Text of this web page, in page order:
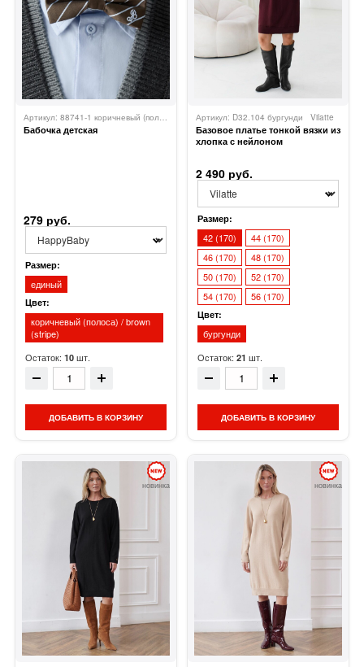
Бабочка детская
Артикул: 88741-1 коричневый (полоса) / brown (stripe) Happy Baby
279 руб.
Размер:
единый
Цвет:
коричневый (полоса) / brown
(stripe)
Остаток: 10 шт.
ДОБАВИТЬ В КОРЗИНУ
Базовое платье тонкой вязки из
хлопка с нейлоном
Артикул: D32.104 бургунди Vilatte
2 490 руб.
Размер:
42 (170)
44 (170)
46 (170)
48 (170)
50 (170)
52 (170)
54 (170)
56 (170)
Цвет:
бургунди
Остаток: 21 шт.
ДОБАВИТЬ В КОРЗИНУ
новинка новинка